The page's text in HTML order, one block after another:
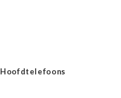
Hoofdtelefoons